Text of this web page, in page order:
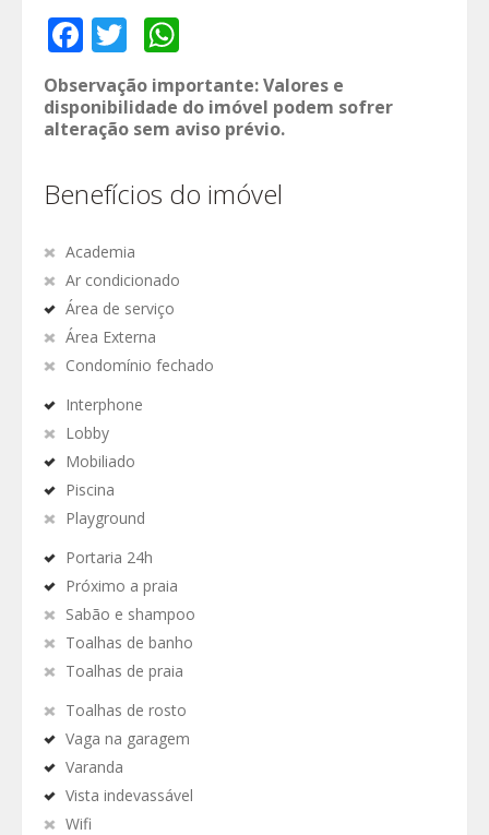
Facebook
Twitter
Observação importante: Valores e
disponibilidade do imóvel podem sofrer
alteração sem aviso prévio.
Benefícios do imóvel
Academia
Ar condicionado
Área de serviço
Área Externa
Condomínio fechado
Interphone
Lobby
Mobiliado
Piscina
Playground
Portaria 24h
Próximo a praia
Sabão e shampoo
Toalhas de banho
Toalhas de praia
Toalhas de rosto
Vaga na garagem
Varanda
Vista indevassável
Wifi